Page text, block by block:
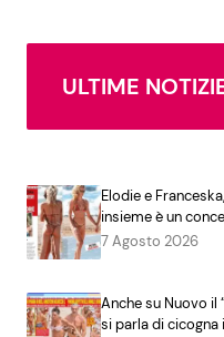
ULTIME
Elodie e
insieme è un
7 Agosto 2026
Anche su Nuovo il
si parla di cicogna